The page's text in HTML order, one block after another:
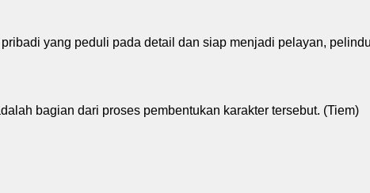
yang peduli pada detail dan siap menjadi pelayan,
bagian dari proses pembentukan karakter tersebut. (Tiem)